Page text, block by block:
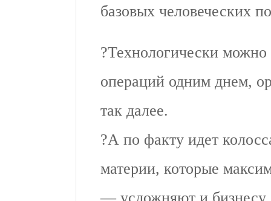
базовых человеческих
?Технологически можно
операций одним днем,
так далее.
?А по факту идет
материи, которые
— усложняют и бизнесу,